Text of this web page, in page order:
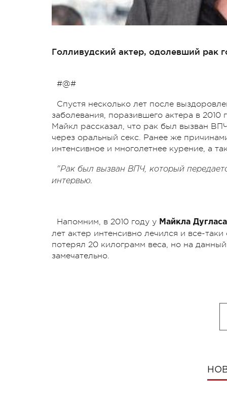
Голливудский актер, одолевший рак
#@#
Спустя несколько лет после
заболевания, поразившего актера в 2010
Майкл рассказал, что рак был вызван
через оральный секс. Ранее же
интенсивное и многолетнее курение, а
"Рак был вызван ВПЧ, который
интервью.
Напомним, в 2010 году у Майкла Дугласа
лет актер интенсивно лечился и все-
потерял 20 килограмм веса, но на
замечательно.